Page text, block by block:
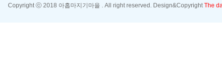
Copyright ⓒ 2018 아홉마지기마을 . All right reserved. Design&CopyrightThe